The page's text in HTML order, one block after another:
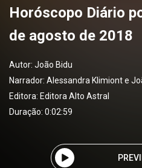
Horóscopo Diário
de agosto de 2018
Autor: João Bidu
Narrador: Alessandra Klimiont e
Editora: Editora Alto Astral
Duração: 0:02:59